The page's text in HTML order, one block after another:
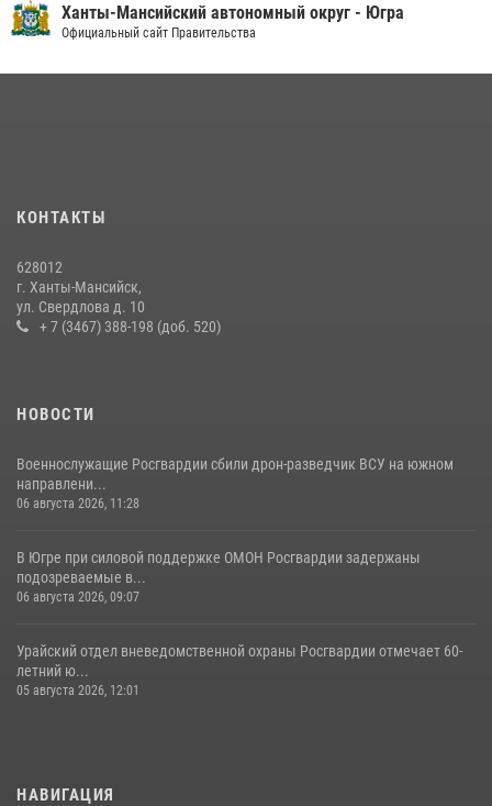
В Югре военнослужащие и сотрудники Росгвардии почтили память
11 июля 2026, 12:26
Ханты-Мансийский автономный округ - Югра
Официальный сайт Правительства
КОНТАКТЫ
628012
г. Ханты-Мансийск,
ул. Свердлова д. 10
+ 7 (3467) 388-198 (доб. 520)
НОВОСТИ
Военнослужащие Росгвардии сбили дрон-разведчик ВСУ на южном
направлени...
06 августа 2026, 11:28
В Югре при силовой поддержке ОМОН Росгвардии задержаны
подозреваемые в...
06 августа 2026, 09:07
Урайский отдел вневедомственной охраны Росгвардии отмечает 60-
летний ю...
05 августа 2026, 12:01
НАВИГАЦИЯ